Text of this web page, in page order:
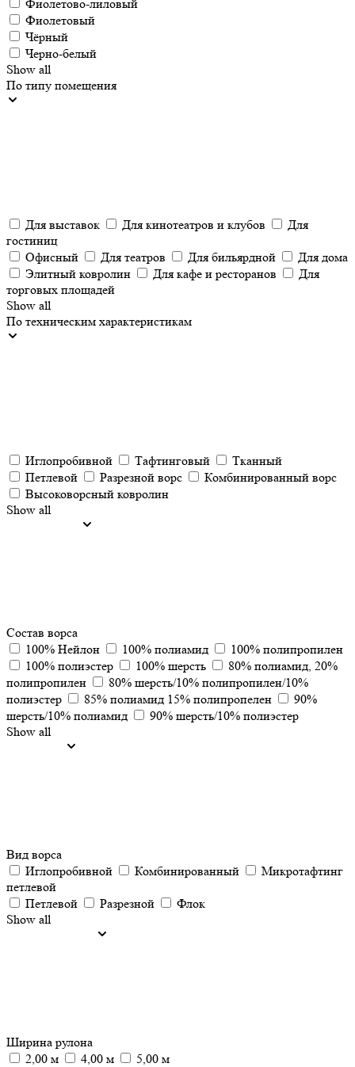
Фиолетово-лиловый
Фиолетовый
Чёрный
Черно-белый
Show all
По типу помещения
Для выставок Для кинотеатров и клубов
Для
гостиниц
Офисный
Для театров Для бильярдной
Для дома
Элитный ковролин
Для кафе и ресторанов
Для
торговых площадей
Show all
По техническим характеристикам
Иглопробивной Тафтинговый
Тканный
Петлевой
Разрезной ворс
Комбинированный ворс
Высоковорсный ковролин
Show all
Состав ворса
100% Нейлон
100% полиамид
100% полипропилен
100% полиэстер
100% шерсть
80% полиамид, 20%
полипропилен
80% шерсть/10% полипропилен/10%
полиэстер
85% полиамид 15% полипропелен
90%
шерсть/10% полиамид
90% шерсть/10% полиэстер
Show all
Вид ворса
Иглопробивной
Комбинированный
Микротафтинг
петлевой
Петлевой
Разрезной
Флок
Show all
Ширина рулона
2,00 м
4,00 м 5,00 м